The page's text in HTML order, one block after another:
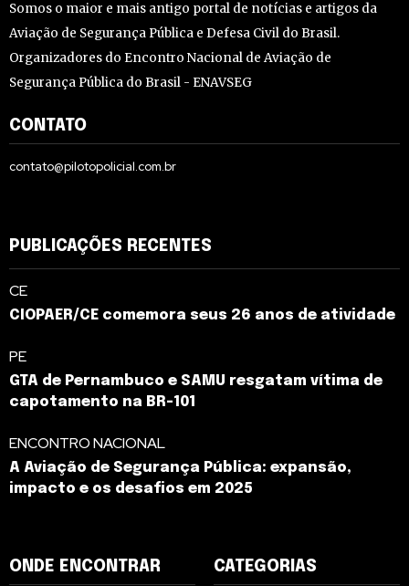
Somos o maior e mais antigo portal de notícias e artigos da
Aviação de Segurança Pública e Defesa Civil do Brasil.
Organizadores do Encontro Nacional de Aviação de
Segurança Pública do Brasil - ENAVSEG
CONTATO
contato@pilotopolicial.com.br
PUBLICAÇÕES RECENTES
CE
CIOPAER/CE comemora seus 26 anos de atividade
PE
GTA de Pernambuco e SAMU resgatam vítima de
capotamento na BR-101
ENCONTRO NACIONAL
A Aviação de Segurança Pública: expansão,
impacto e os desafios em 2025
ONDE ENCONTRAR CATEGORIAS